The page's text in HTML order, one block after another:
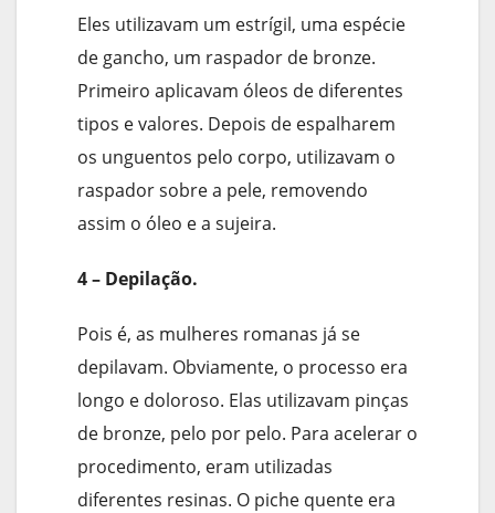
Eles utilizavam um estrígil, uma espécie
de gancho, um raspador de bronze.
Primeiro aplicavam óleos de diferentes
tipos e valores. Depois de espalharem
os unguentos pelo corpo, utilizavam o
raspador sobre a pele, removendo
assim o óleo e a sujeira.
4 – Depilação.
Pois é, as mulheres romanas já se
depilavam. Obviamente, o processo era
longo e doloroso. Elas utilizavam pinças
de bronze, pelo por pelo. Para acelerar o
procedimento, eram utilizadas
diferentes resinas. O piche quente era